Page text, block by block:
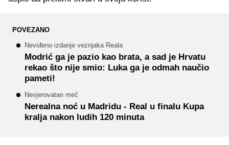
POVEZANO
Neviđeno izdanje veznjaka Reala
Modrić ga je pazio kao brata, a sad je Hrvatu
rekao što nije smio: Luka ga je odmah naučio
pameti!
Nevjerovatan meč
Nerealna noć u Madridu - Real u finalu Kupa
kralja nakon ludih 120 minuta